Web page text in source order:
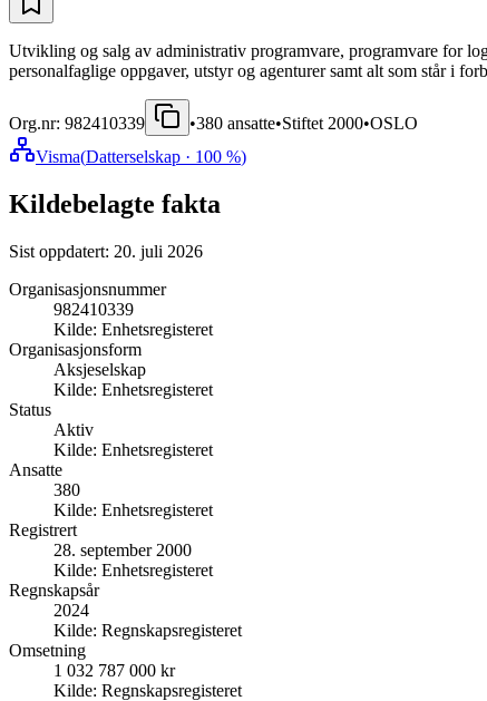
Utvikling og salg av administrativ programvare, programvare for
personalfaglige oppgaver, utstyr og agenturer samt alt som står i
Org.nr: 982410339 •380 ansatte•Stiftet 2000•OSLO
Visma(Datterselskap · 100 %)
Kildebelagte fakta
Sist oppdatert: 20. juli 2026
Organisasjonsnummer
982410339
Kilde: Enhetsregisteret
Organisasjonsform
Aksjeselskap
Kilde: Enhetsregisteret
Status
Aktiv
Kilde: Enhetsregisteret
Ansatte
380
Kilde: Enhetsregisteret
Registrert
28. september 2000
Kilde: Enhetsregisteret
Regnskapsår
2024
Kilde: Regnskapsregisteret
Omsetning
1 032 787 000 kr
Kilde: Regnskapsregisteret